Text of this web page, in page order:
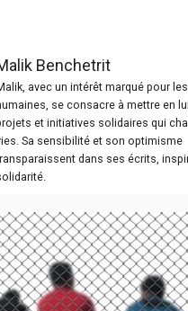
Benchetrit
avec un intérêt marqué pour
se consacre à mettre en
et initiatives solidaires qui
Sa sensibilité et son optimisme
dans ses écrits,